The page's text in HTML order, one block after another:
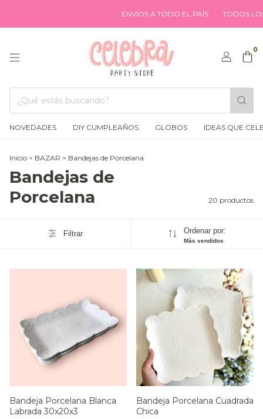
ENVÍOS A TODO EL PAÍS TODOS LOS
0
NOVEDADES DIY CUMPLEAÑOS GLOBOS IDEAS QUE
Inicio > BAZAR > Bandejas de Porcelana
Bandejas de
Porcelana
20 productos
Filtrar Ordenar por:
Más vendidos
Bandeja Porcelana Blanca
Labrada 30x20x3
Bandeja Porcelana Cuadrada
Chica